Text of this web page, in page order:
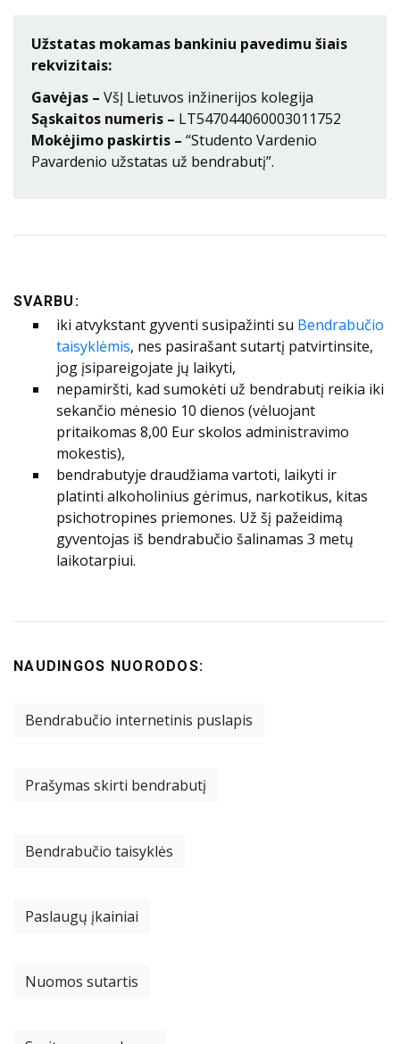
Užstatas mokamas bankiniu pavedimu šiais
rekvizitais:
Gavėjas – VšĮ Lietuvos inžinerijos kolegija
Sąskaitos numeris – LT547044060003011752
Mokėjimo paskirtis – “Studento Vardenio
Pavardenio užstatas už bendrabutį”.
SVARBU:
iki atvykstant gyventi susipažinti su Bendrabučio
taisyklėmis, nes pasirašant sutartį patvirtinsite,
jog įsipareigojate jų laikyti,
nepamiršti, kad sumokėti už bendrabutį reikia iki
sekančio mėnesio 10 dienos (vėluojant
pritaikomas 8,00 Eur skolos administravimo
mokestis),
bendrabutyje draudžiama vartoti, laikyti ir
platinti alkoholinius gėrimus, narkotikus, kitas
psichotropines priemones. Už šį pažeidimą
gyventojas iš bendrabučio šalinamas 3 metų
laikotarpiui.
NAUDINGOS NUORODOS:
Bendrabučio internetinis puslapis
Prašymas skirti bendrabutį
Bendrabučio taisyklės
Paslaugų įkainiai
Nuomos sutartis